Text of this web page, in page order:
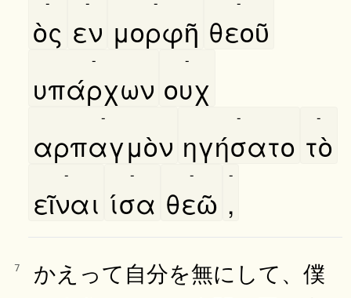
ὸς εν μορφῆ θεοῦ
υπάρχων
-
ουχ
-
αρπαγμὸν
-
ηγήσατο
-
τὸ
-
εῖναι
-
ίσα
-
θεῶ
-
,
-
7
かえって自分を無にして、僕